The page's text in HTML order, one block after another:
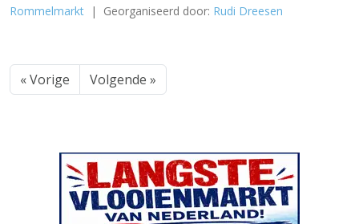
Rommelmarkt | Georganiseerd door: Rudi Dreesen
« Vorige Volgende »